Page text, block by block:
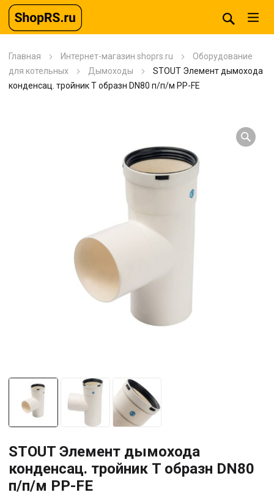
Главная Интернет-магазин shoprs.ru
Оборудование
для котельных
Дымоходы
STOUT Элемент дымохода
конденсац. тройник T образн DN80 п/п/м PP-FE
STOUT Элемент дымохода
конденсац. тройник T образн DN80
п/п/м PP-FE